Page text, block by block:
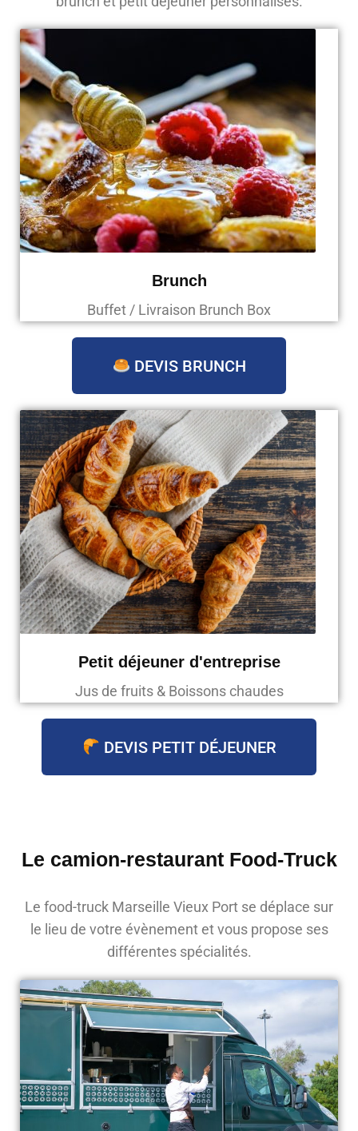
Brunch
Buffet / Livraison Brunch Box
DEVIS BRUNCH
Petit déjeuner d'entreprise
Jus de fruits & Boissons chaudes
DEVIS PETIT DÉJEUNER
Le camion-restaurant Food-Truck
Le food-truck Marseille Vieux Port se déplace sur
le lieu de votre évènement et vous propose ses
différentes spécialités.